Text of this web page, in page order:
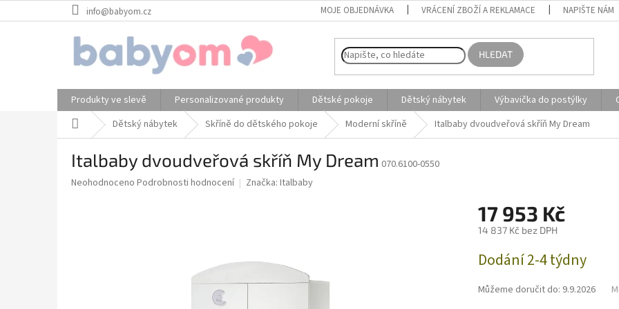
na
info@babyom.cz MOJE OBJEDNÁVKA VRÁCENÍ ZBOŽÍ A REKLAMACE NAPIŠTE NÁM
HLEDAT
Produkty ve slevě Personalizované produkty Dětské pokoje Dětský nábytek Výbavička do postýlky
Domů Dětský nábytek Skříně do dětského pokoje Moderní skříně Italbaby dvoudveřová skříň My Dream
Italbaby dvoudveřová skříň My Dream 070.6100-0550
Průměrné
Neohodnoceno Podrobnosti hodnocení Značka: Italbaby
17 953 Kč
14 837 Kč bez DPH
cena:
Dodání 2-4 týdny
Můžeme doručit do: 9.9.2026